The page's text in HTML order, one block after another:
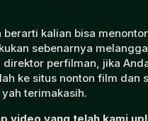
berarti kalian bisa
sebenarnya
perfilman, jika
ke situs nonton film dan
terimakasih.